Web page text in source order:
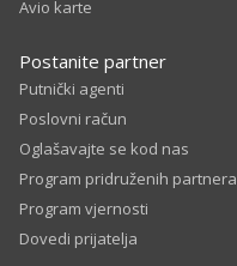
Avio karte
Postanite partner
Putnički agenti
Poslovni račun
Oglašavajte se kod nas
Program pridruženih partnera
Program vjernosti
Dovedi prijatelja